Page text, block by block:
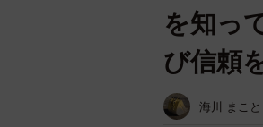
を知っ
び信頼
海川 まこと